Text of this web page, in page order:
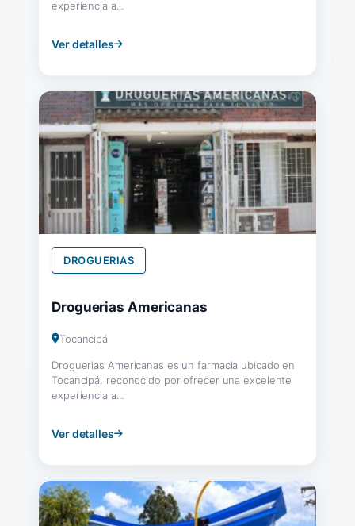
experiencia a...
Ver detalles
DROGUERIAS
Droguerias Americanas
Tocancipá
Droguerias Americanas es un farmacia ubicado en
Tocancipá, reconocido por ofrecer una excelente
experiencia a...
Ver detalles